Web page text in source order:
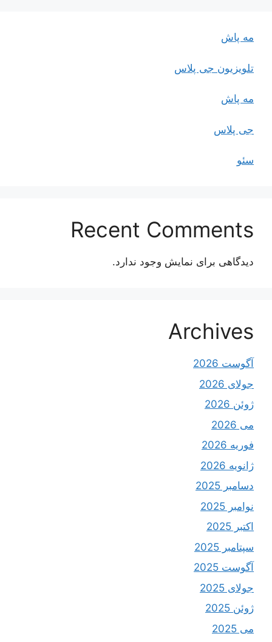
مه پاش
تلویزیون جی پلاس
مه پاش
جی پلاس
سئو
Recent Comments
دیدگاهی برای نمایش وجود ندارد.
Archives
آگوست 2026
جولای 2026
ژوئن 2026
می 2026
فوریه 2026
ژانویه 2026
دسامبر 2025
نوامبر 2025
اکتبر 2025
سپتامبر 2025
آگوست 2025
جولای 2025
ژوئن 2025
می 2025